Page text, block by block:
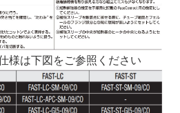
様は下図をご参照ください